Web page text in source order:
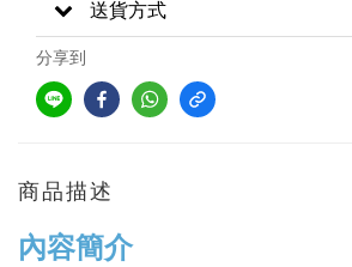
送貨方式
分享到
商品描述
內容簡介